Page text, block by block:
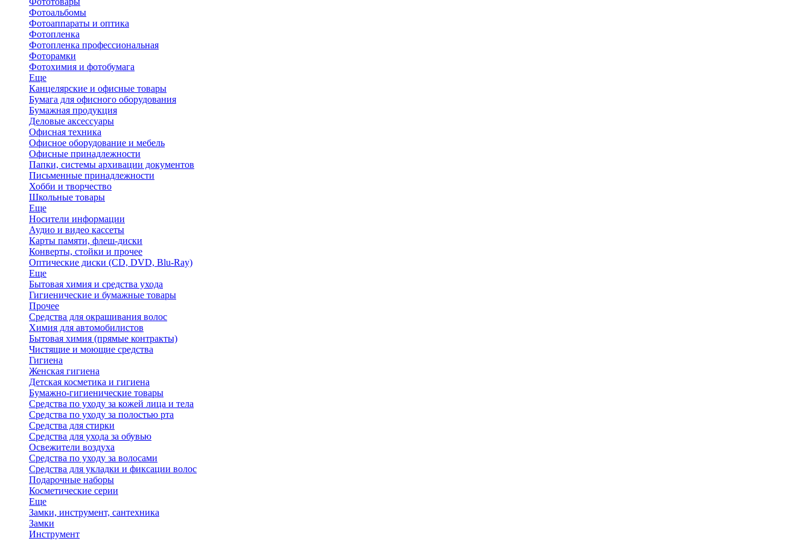
Фотоальбомы
Фотоаппараты и оптика
Фотопленка
Фотопленка профессиональная
Фоторамки
Фотохимия и фотобумага
Еще
Канцелярские и офисные товары
Бумага для офисного оборудования
Бумажная продукция
Деловые аксессуары
Офисная техника
Офисное оборудование и мебель
Офисные принадлежности
Папки, системы архивации документов
Письменные принадлежности
Хобби и творчество
Школьные товары
Еще
Носители информации
Аудио и видео кассеты
Карты памяти, флеш-диски
Конверты, стойки и прочее
Оптические диски (CD, DVD, Blu-Ray)
Еще
Бытовая химия и средства ухода
Гигиенические и бумажные товары
Прочее
Средства для окрашивания волос
Химия для автомобилистов
Бытовая химия (прямые контракты)
Чистящие и моющие средства
Гигиена
Женская гигиена
Детская косметика и гигиена
Бумажно-гигиенические товары
Средства по уходу за кожей лица и тела
Средства по уходу за полостью рта
Средства для стирки
Средства для ухода за обувью
Освежители воздуха
Средства по уходу за волосами
Средства для укладки и фиксации волос
Подарочные наборы
Косметические серии
Еще
Замки, инструмент, сантехника
Замки
Инструмент